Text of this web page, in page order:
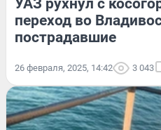
переход во
пострадавшие
26 февраля, 2025, 14:42 3 043